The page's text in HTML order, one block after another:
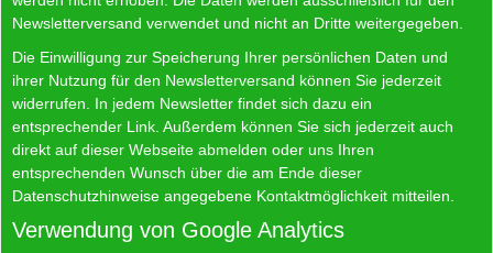
Newsletterversand verwendet und nicht an Dritte weitergegeben.
Die Einwilligung zur Speicherung Ihrer persönlichen Daten und
ihrer Nutzung für den Newsletterversand können Sie jederzeit
widerrufen. In jedem Newsletter findet sich dazu ein
entsprechender Link. Außerdem können Sie sich jederzeit auch
direkt auf dieser Webseite abmelden oder uns Ihren
entsprechenden Wunsch über die am Ende dieser
Datenschutzhinweise angegebene Kontaktmöglichkeit mitteilen.
Verwendung von Google Analytics